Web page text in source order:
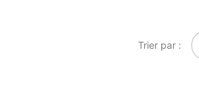
Trier par :